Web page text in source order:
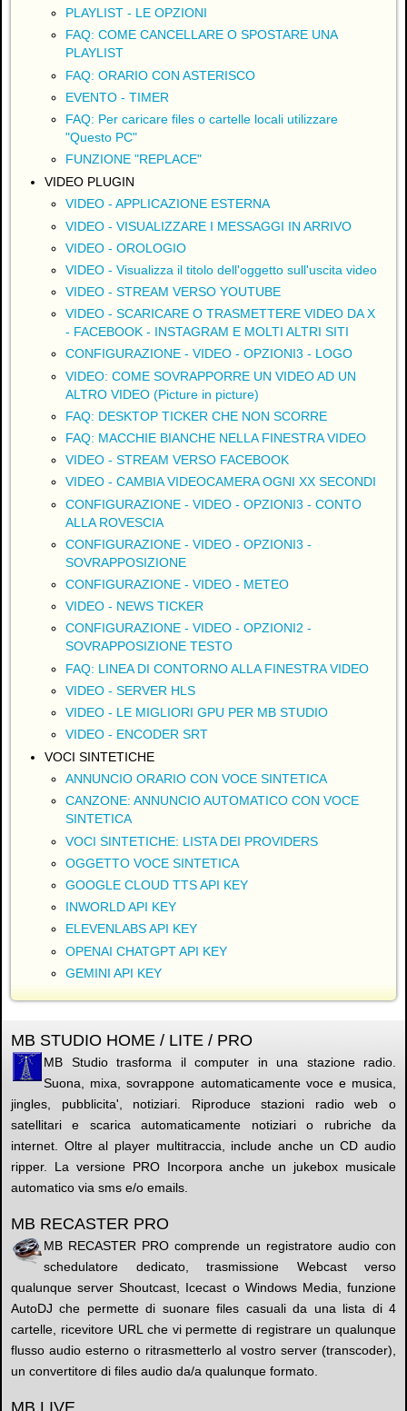
PLAYLIST - LE OPZIONI
FAQ: COME CANCELLARE O SPOSTARE UNA
PLAYLIST
FAQ: ORARIO CON ASTERISCO
EVENTO - TIMER
FAQ: Per caricare files o cartelle locali utilizzare
"Questo PC"
FUNZIONE "REPLACE"
VIDEO PLUGIN
VIDEO - APPLICAZIONE ESTERNA
VIDEO - VISUALIZZARE I MESSAGGI IN ARRIVO
VIDEO - OROLOGIO
VIDEO - Visualizza il titolo dell'oggetto sull'uscita video
VIDEO - STREAM VERSO YOUTUBE
VIDEO - SCARICARE O TRASMETTERE VIDEO DA X
- FACEBOOK - INSTAGRAM E MOLTI ALTRI SITI
CONFIGURAZIONE - VIDEO - OPZIONI3 - LOGO
VIDEO: COME SOVRAPPORRE UN VIDEO AD UN
ALTRO VIDEO (Picture in picture)
FAQ: DESKTOP TICKER CHE NON SCORRE
FAQ: MACCHIE BIANCHE NELLA FINESTRA VIDEO
VIDEO - STREAM VERSO FACEBOOK
VIDEO - CAMBIA VIDEOCAMERA OGNI XX SECONDI
CONFIGURAZIONE - VIDEO - OPZIONI3 - CONTO
ALLA ROVESCIA
CONFIGURAZIONE - VIDEO - OPZIONI3 -
SOVRAPPOSIZIONE
CONFIGURAZIONE - VIDEO - METEO
VIDEO - NEWS TICKER
CONFIGURAZIONE - VIDEO - OPZIONI2 -
SOVRAPPOSIZIONE TESTO
FAQ: LINEA DI CONTORNO ALLA FINESTRA VIDEO
VIDEO - SERVER HLS
VIDEO - LE MIGLIORI GPU PER MB STUDIO
VIDEO - ENCODER SRT
VOCI SINTETICHE
ANNUNCIO ORARIO CON VOCE SINTETICA
CANZONE: ANNUNCIO AUTOMATICO CON VOCE
SINTETICA
VOCI SINTETICHE: LISTA DEI PROVIDERS
OGGETTO VOCE SINTETICA
GOOGLE CLOUD TTS API KEY
INWORLD API KEY
ELEVENLABS API KEY
OPENAI CHATGPT API KEY
GEMINI API KEY
MB STUDIO HOME / LITE / PRO
MB Studio trasforma il computer in una stazione radio.
Suona, mixa, sovrappone automaticamente voce e musica,
jingles, pubblicita', notiziari. Riproduce stazioni radio web o
satellitari e scarica automaticamente notiziari o rubriche da
internet. Oltre al player multitraccia, include anche un CD audio
ripper. La versione PRO Incorpora anche un jukebox musicale
automatico via sms e/o emails.
MB RECASTER PRO
MB RECASTER PRO comprende un registratore audio con
schedulatore dedicato, trasmissione Webcast verso
qualunque server Shoutcast, Icecast o Windows Media, funzione
AutoDJ che permette di suonare files casuali da una lista di 4
cartelle, ricevitore URL che vi permette di registrare un qualunque
flusso audio esterno o ritrasmetterlo al vostro server (transcoder),
un convertitore di files audio da/a qualunque formato.
MB LIVE